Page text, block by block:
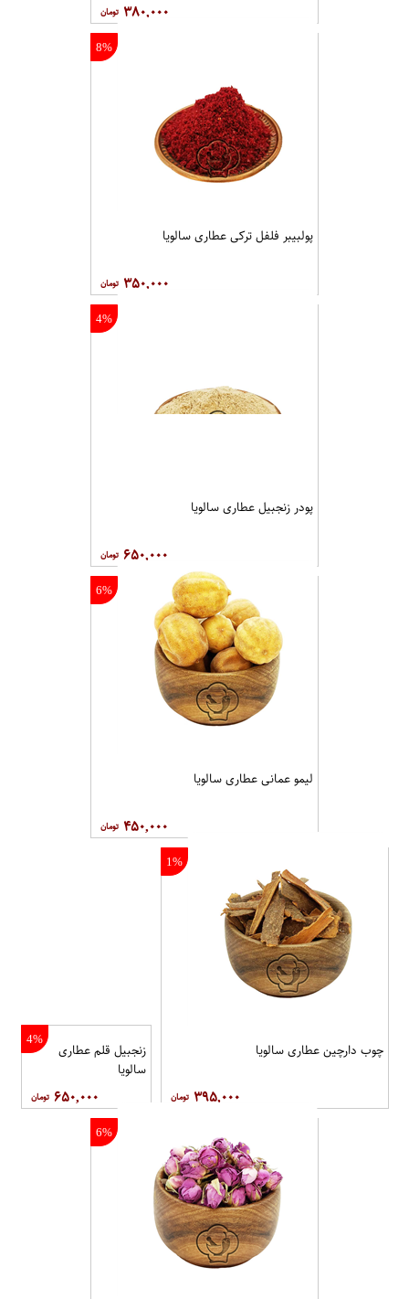
۳۸۰,۰۰۰
8%
پولبیبر فلفل ترکی عطاری سالویا
۳۵۰,۰۰۰
4%
پودر زنجبیل عطاری سالویا
۶۵۰,۰۰۰
6%
لیمو عمانی عطاری سالویا
۴۵۰,۰۰۰
1%
چوب دارچین عطاری سالویا
۳۹۵,۰۰۰
4%
زنجبیل قلم عطاری
سالویا
۶۵۰,۰۰۰
6%